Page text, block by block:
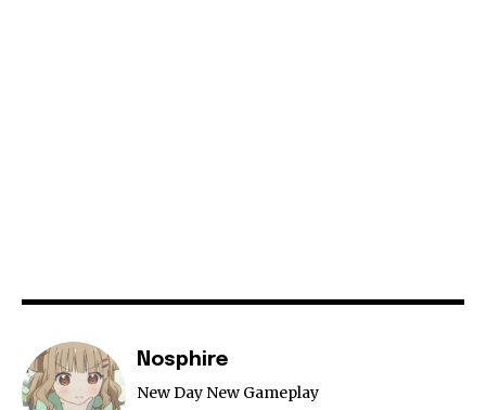
Nosphire
New Day New Gameplay